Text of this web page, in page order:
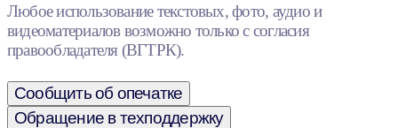
Любое использование текстовых, фото, аудио и
видеоматериалов возможно только с согласия
правообладателя (ВГТРК).
Сообщить об опечатке
Обращение в техподдержку